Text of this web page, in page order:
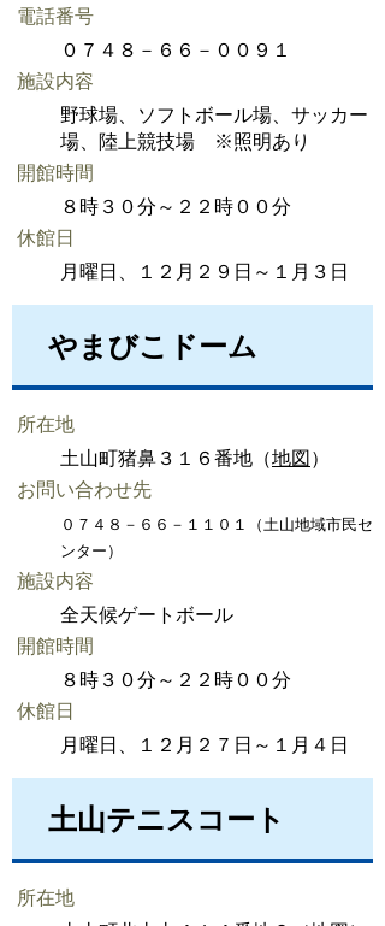
電話番号
０７４８－６６－００９１
施設内容
野球場、ソフトボール場、サッカー
場、陸上競技場 ※照明あり
開館時間
８時３０分～２２時００分
休館日
月曜日、１２月２９日～１月３日
やまびこドーム
所在地
土山町猪鼻３１６番地（地図 ）
お問い合わせ先
０７４８－６６－１１０１（土山地域市民セ
ンター）
施設内容
全天候ゲートボール
開館時間
８時３０分～２２時００分
休館日
月曜日、１２月２７日～１月４日
土山テニスコート
所在地